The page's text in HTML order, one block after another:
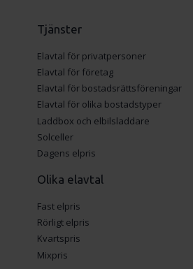
Tjänster
Elavtal för privatpersoner
Elavtal för företag
Elavtal för bostadsrättsföreningar
Elavtal för olika bostadstyper
Laddbox och elbilsladdare
Solceller
Dagens elpris
Olika elavtal
Fast elpris
Rörligt elpris
Kvartspris
Mixpris